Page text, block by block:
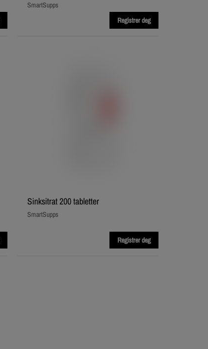
SmartSupps
Registrer deg
Sinksitrat 200 tabletter
SmartSupps
Registrer deg